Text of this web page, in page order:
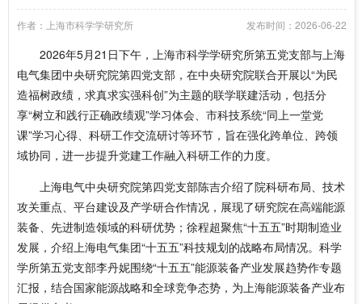
作者：上海市科学学研究所 发布时间：2026-06-22
2026年5月21日下午，上海市科学学研究所第五党支部与上海
电气集团中央研究院第四党支部，在中央研究院联合开展以“为民
造福树政绩，求真求实强科创”为主题的联学联建活动，包括分
享“树立和践行正确政绩观”学习体会、市科技系统“同上一堂党
课”学习心得、科研工作交流研讨等环节，旨在强化跨单位、跨领
域协同，进一步提升党建工作融入科研工作的力度。
上海电气中央研究院第四党支部陈吉介绍了院科研布局、技术
攻关重点、平台建设及产学研合作情况，展现了研究院在高端能源
装备、先进制造领域的科研优势；徐程超聚焦“十五五”时期制造业
发展，介绍上海电气集团“十五五”科技规划的战略布局情况。科学
学所第五党支部李丹妮围绕“十五五”能源装备产业发展趋势作专题
汇报，结合国家能源战略和全球竞争态势，为上海能源装备产业布